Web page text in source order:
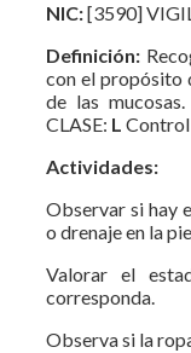
NIC:[3590]
Definición:
con el propósito
de las
CLASE: L Control
Actividades:
Observar si hay
o drenaje en la
Valorar el
corresponda.
Observa si la